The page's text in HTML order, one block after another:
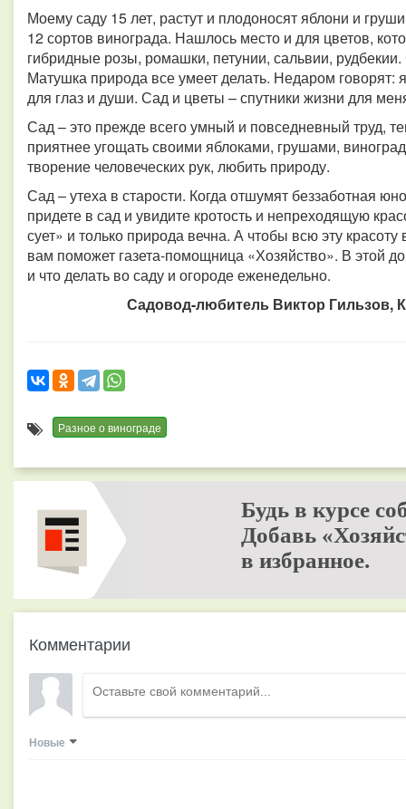
Моему саду 15 лет, растут и плодоносят яблони и
12 сортов винограда. Нашлось место и для цветов,
гибридные розы, ромашки, петунии, сальвии,
Матушка природа все умеет делать. Недаром говорят:
для глаз и души. Сад и цветы – спутники жизни для
Сад – это прежде всего умный и повседневный труд,
приятнее угощать своими яблоками, грушами,
творение человеческих рук, любить природу.
Сад – утеха в старости. Когда отшумят беззаботная
придете в сад и увидите кротость и непреходящую
сует» и только природа вечна. А чтобы всю эту
вам поможет газета-помощница «Хозяйство». В этой
и что делать во саду и огороде еженедельно.
Садовод-любитель Виктор Гильзов,
Разное о винограде
Будь в курсе
Добавь
в избранное.
Комментарии
Новые